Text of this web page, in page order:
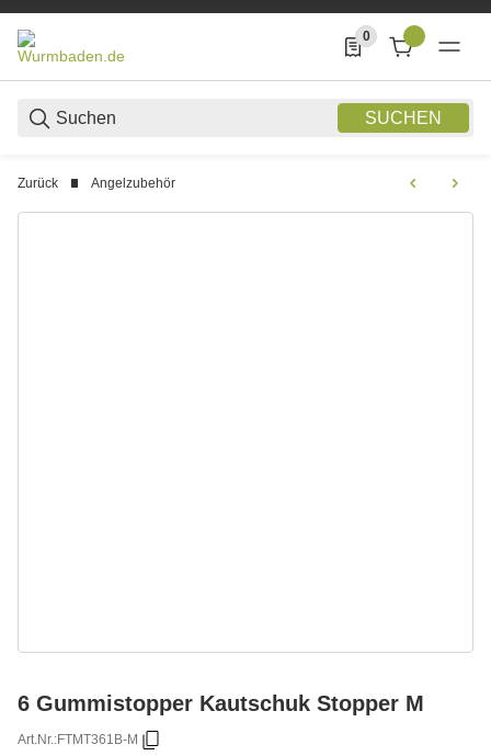
SUCHEN
0
0 Produkte in der
Zurück Angelzubehör
6 Gummistopper Kautschuk Stopper M
Art.Nr.:FTMT361B-M